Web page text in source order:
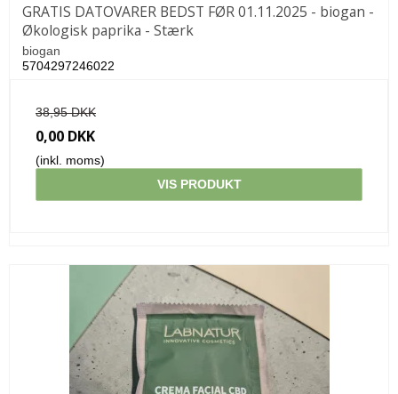
GRATIS DATOVARER BEDST FØR 01.11.2025 - biogan -
Økologisk paprika - Stærk
biogan
5704297246022
38,95 DKK
0,00 DKK
(inkl. moms)
VIS PRODUKT